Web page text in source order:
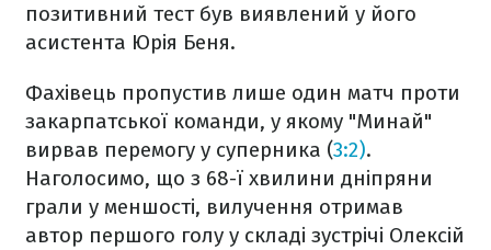
позитивний тест був виявлений у його
асистента Юрія Беня.
Фахівець пропустив лише один матч проти
закарпатської команди, у якому "Минай"
вирвав перемогу у суперника (3:2).
Наголосимо, що з 68-ї хвилини дніпряни
грали у меншості, вилучення отримав
автор першого голу у складі зустрічі Олексій